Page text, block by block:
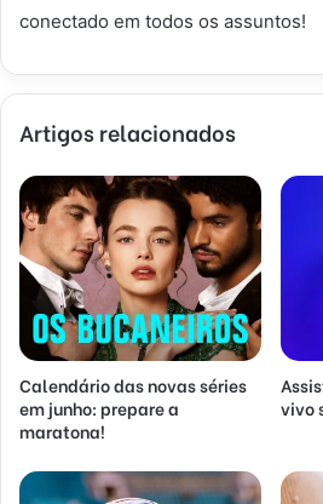
conectado em todos os assuntos!
Artigos relacionados
Calendário das novas séries
em junho: prepare a
maratona!
vivo